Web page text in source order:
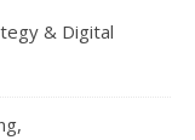
& Digital